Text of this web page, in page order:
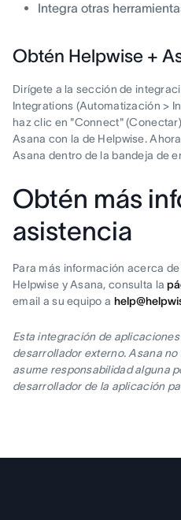
Integra otras
Obtén Helpwise +
Dirígete a la sección de
Integrations (Automatización >
haz clic en "Connect"
Asana con la de Helpwise.
Asana dentro de la bandeja de
Obtén más
asistencia
Para más información acerca
Helpwise y Asana, consulta la
email a su equipo a
Esta integración de
desarrollador externo. Asana
asume responsabilidad alguna
desarrollador de la aplicación